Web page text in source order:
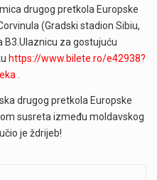
drugog pretkola Europske
(Gradski stadion Sibiu,
B3.Ulaznicu za gostujuću
https://www.bilete.ro/e42938?
drugog pretkola Europske
susreta između moldavskog
je ždrijeb!